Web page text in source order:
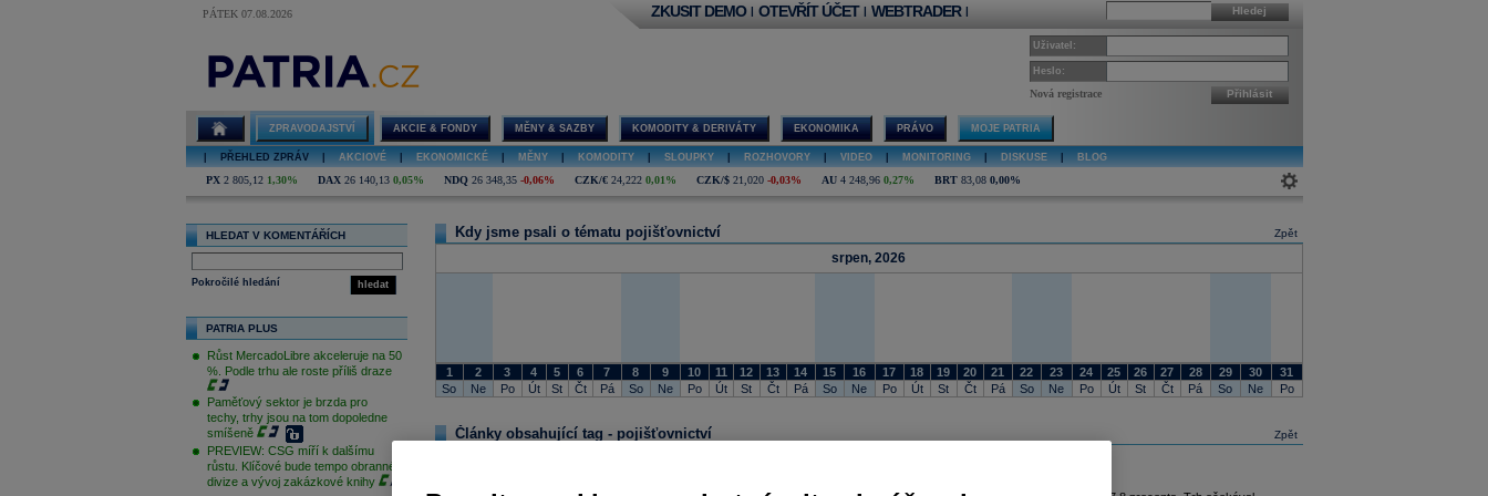
PÁTEK 07.08.2026 Hledej
ZKUSIT DEMO | OTEVŘÍT ÚČET | WEBTRADER |
Uživatel:
Heslo:
Nová registrace Přihlásit
ZPRAVODAJSTVÍ AKCIE & FONDY MĚNY & SAZBY KOMODITY & DERIVÁTY EKONOMIKA PRÁVO MOJE PATRIA
PŘEHLED ZPRÁV AKCIOVÉ EKONOMICKÉ MĚNY KOMODITY SLOUPKY ROZHOVORY VIDEO MONITORING DISKUSE BLOG
PX 2 805,12 1,30% DAX 26 140,13 0,05% NDQ 26 348,35 -0,06% CZK/€ 24,222 0,01% CZK/$ 21,020 -0,03% AU 4 248,96 0,27% BRT 83,08 0,00%
HLEDAT V KOMENTÁŘÍCH
hledat
Pokročilé hledání
PATRIA PLUS
Růst MercadoLibre akceleruje na 50
%. Podle trhu ale roste příliš draze
Paměťový sektor je brzda pro
techy, trhy jsou na tom dopoledne
smíšeně
PREVIEW: CSG míří k dalšímu
růstu. Klíčové bude tempo obranné
divize a vývoj zakázkové knihy
Zpět
Kdy jsme psali o tématu pojišťovnictví
srpen, 2026
1 2 3 4 5 6 7 8 9 10 11 12 13 14 15 16 17 18 19 20 21 22 23 24 25 26 27 28 29 30
31
So
Ne Po Út St Čt Pá So Ne Po Út St Čt Pá So Ne Po Út St Čt Pá So Ne Po Út St Čt Pá So Ne Po
Zpět
Články obsahující tag - pojišťovnictví